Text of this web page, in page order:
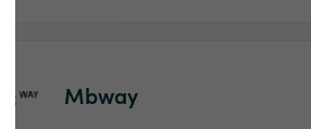
Mbway